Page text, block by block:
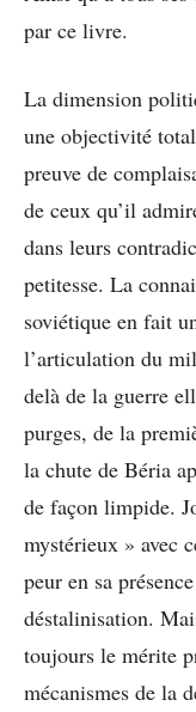
par ce livre.
La dimension
une objectivité
preuve de
de ceux qu’il
dans leurs
petitesse. La
soviétique en fait
l’articulation du
delà de la guerre
purges, de la
la chute de Béria
de façon limpide.
mystérieux » avec
peur en sa
déstalinisation.
toujours le mérite
mécanismes de la